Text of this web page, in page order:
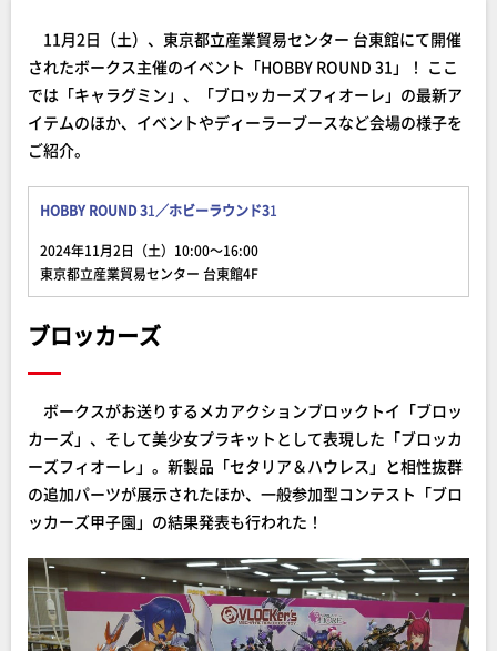
11月2日（土）、東京都立産業貿易センター 台東館にて開催
されたボークス主催のイベント「HOBBY ROUND 31」！ ここ
では「キャラグミン」、「ブロッカーズフィオーレ」の最新ア
イテムのほか、イベントやディーラーブースなど会場の様子を
ご紹介。
HOBBY ROUND 31／ホビーラウンド31
2024年11月2日（土）10:00～16:00
東京都立産業貿易センター 台東館4F
ブロッカーズ
ボークスがお送りするメカアクションブロックトイ「ブロッ
カーズ」、そして美少女プラキットとして表現した「ブロッカ
ーズフィオーレ」。新製品「セタリア＆ハウレス」と相性抜群
の追加パーツが展示されたほか、一般参加型コンテスト「ブロ
ッカーズ甲子園」の結果発表も行われた！